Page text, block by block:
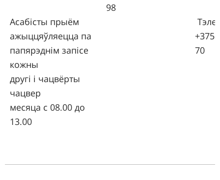
Асабісты прыём
ажыццяўляецца па
папярэднім запісе
кожны
другі і чацвёрты
чацвер
месяца с 08.00 до
13.00
98
+375
70